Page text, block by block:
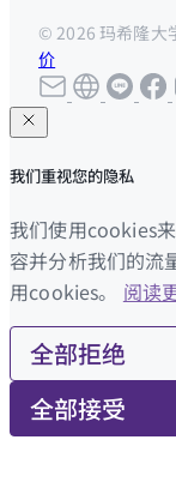
© 2026 玛希隆大
价
我们重视您的隐私
我们使用cookies
容并分析我们的流
用cookies。 阅读
全部拒绝
全部接受